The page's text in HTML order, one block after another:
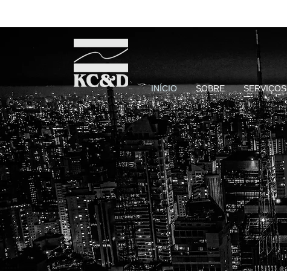
INÍCIO SOBRE SERVIÇOS